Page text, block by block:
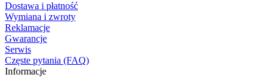
Dostawa i płatność
Wymiana i zwroty
Reklamacje
Gwarancje
Serwis
Częste pytania (FAQ)
Informacje